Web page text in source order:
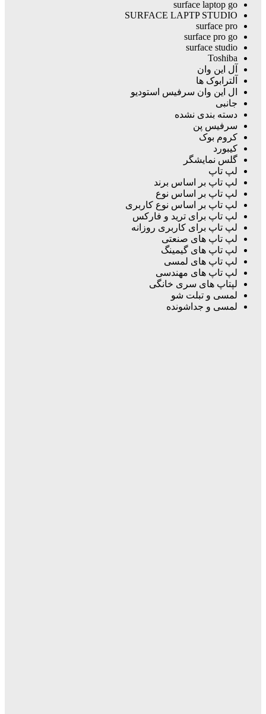
surface laptop go
SURFACE LAPTP STUDIO
surface pro
surface pro go
surface studio
Toshiba
آل این وان
آلترابوک ها
ال این وان سرفیس استودیو
جانبی
دسته بندی نشده
سرفیس پن
کروم بوک
کیبورد
گلس نمایشگر
لپ تاپ
لپ تاپ بر اساس برند
لپ تاپ بر اساس نوع
لپ تاپ بر اساس نوع کاربری
لپ تاپ برای ترید و فارکس
لپ تاپ برای کاربری روزانه
لپ تاپ های صنعتی
لپ تاپ های گیمینگ
لپ تاپ های لمسی
لپ تاپ های مهندسی
لپتاپ های سری خانگی
لمسی و تبلت شو
لمسی و جداشونده